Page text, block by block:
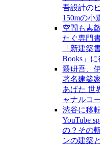
吾設計の
150mの小
空間も素
たぐ専門
「新建築
Books」
隈研吾、
著名建築
あげた 世
ャナルコ
渋谷に移
YouTube
の？その
ンの建築